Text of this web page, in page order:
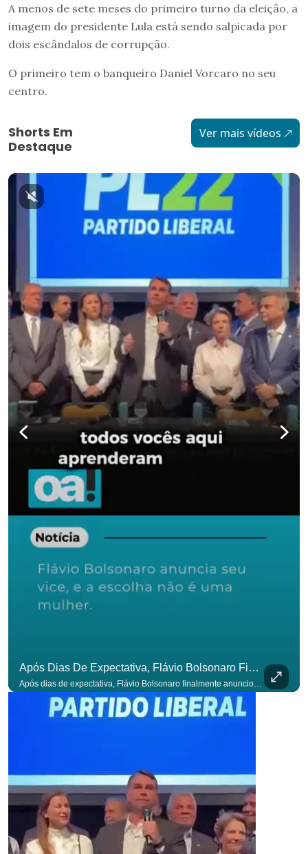
A menos de sete meses do primeiro turno da eleição, a
imagem do presidente Lula está sendo salpicada por
dois escândalos de corrupção.
O primeiro tem o banqueiro Daniel Vorcaro no seu
centro.
Shorts Em
Destaque
Ver mais vídeos
Após Dias De Expectativa, Flávio Bolsonaro Finalmente Anunciou Seu Vice. #OAntagonista
Após dias de expectativa, Flávio Bolsonaro finalmente anunciou seu vice. #OAntagonista Se você busca informação com credibilidade, inscreva-se agora e ative o
para não perder